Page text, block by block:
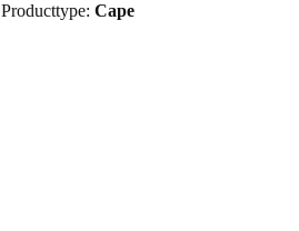
Producttype: Cape